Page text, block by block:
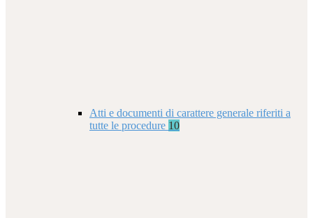
Atti e documenti di carattere generale riferiti a
tutte le procedure 10